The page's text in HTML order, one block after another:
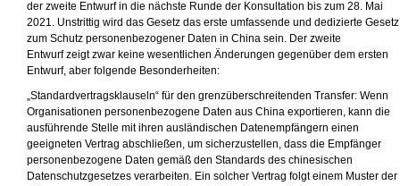
der zweite Entwurf in die nächste Runde der Konsultation bis zum 28. Mai
2021. Unstrittig wird das Gesetz das erste umfassende und dedizierte Gesetz
zum Schutz personenbezogener Daten in China sein. Der zweite
Entwurf zeigt zwar keine wesentlichen Änderungen gegenüber dem ersten
Entwurf, aber folgende Besonderheiten:
„Standardvertragsklauseln“ für den grenzüberschreitenden Transfer: Wenn
Organisationen personenbezogene Daten aus China exportieren, kann die
ausführende Stelle mit ihren ausländischen Datenempfängern einen
geeigneten Vertrag abschließen, um sicherzustellen, dass die Empfänger
personenbezogene Daten gemäß den Standards des chinesischen
Datenschutzgesetzes verarbeiten. Ein solcher Vertrag folgt einem Muster der